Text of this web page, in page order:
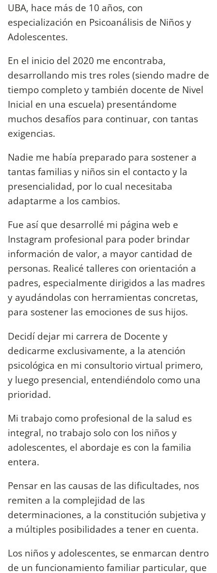
UBA, hace más de 10 años, con
especialización en Psicoanálisis de Niños y
Adolescentes.
En el inicio del 2020 me encontraba,
desarrollando mis tres roles (siendo madre de
tiempo completo y también docente de Nivel
Inicial en una escuela) presentándome
muchos desafíos para continuar, con tantas
exigencias.
Nadie me había preparado para sostener a
tantas familias y niños sin el contacto y la
presencialidad, por lo cual necesitaba
adaptarme a los cambios.
Fue así que desarrollé mi página web e
Instagram profesional para poder brindar
información de valor, a mayor cantidad de
personas. Realicé talleres con orientación a
padres, especialmente dirigidos a las madres
y ayudándolas con herramientas concretas,
para sostener las emociones de sus hijos.
Decidí dejar mi carrera de Docente y
dedicarme exclusivamente, a la atención
psicológica en mi consultorio virtual primero,
y luego presencial, entendiéndolo como una
prioridad.
Mi trabajo como profesional de la salud es
integral, no trabajo solo con los niños y
adolescentes, el abordaje es con la familia
entera.
Pensar en las causas de las dificultades, nos
remiten a la complejidad de las
determinaciones, a la constitución subjetiva y
a múltiples posibilidades a tener en cuenta.
Los niños y adolescentes, se enmarcan dentro
de un funcionamiento familiar particular, que